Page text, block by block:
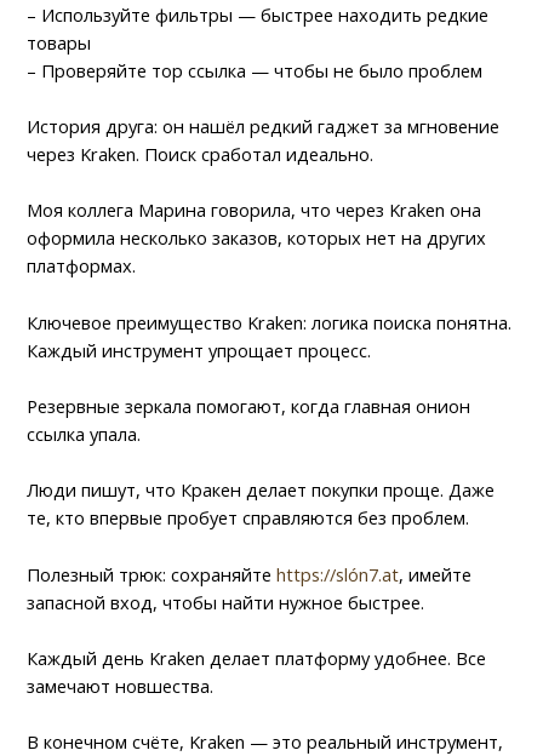
– Используйте фильтры — быстрее находить редкие
товары
– Проверяйте тор ссылка — чтобы не было проблем
История друга: он нашёл редкий гаджет за мгновение
через Kraken. Поиск сработал идеально.
Моя коллега Марина говорила, что через Kraken она
оформила несколько заказов, которых нет на других
платформах.
Ключевое преимущество Kraken: логика поиска понятна.
Каждый инструмент упрощает процесс.
Резервные зеркала помогают, когда главная онион
ссылка упала.
Люди пишут, что Кракен делает покупки проще. Даже
те, кто впервые пробует справляются без проблем.
Полезный трюк: сохраняйтеhttps://slón7.at, имейте
запасной вход, чтобы найти нужное быстрее.
Каждый день Kraken делает платформу удобнее. Все
замечают новшества.
В конечном счёте, Kraken — это реальный инструмент,